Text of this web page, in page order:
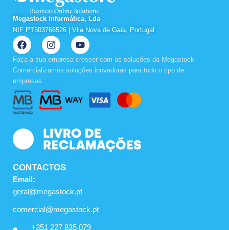
Megastock Informática, Lda
NIF PT503766526 | Vila Nova de Gaia, Portugal
F
a
c
e
o
o
k
I
n
s
t
r
a
m
Y
o
u
t
u
e
Faça a sua empresa crescer com as soluções da Megastock.
Comercializamos soluções inovadoras para todo o tipo de
empresas.
CONTACTOS
Email:
geral@megastock.pt
comercial@megastock.pt
+351 227 835 079